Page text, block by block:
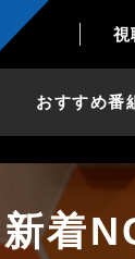
視
おすすめ番
新着